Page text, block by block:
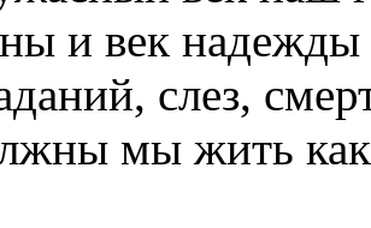
и век надежды
слез,
мы жить